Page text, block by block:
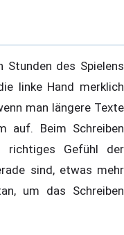
Stunden des Spielens
linke Hand merklich
man längere Texte
auf. Beim Schreiben
richtiges Gefühl der
sind, etwas mehr
um das Schreiben